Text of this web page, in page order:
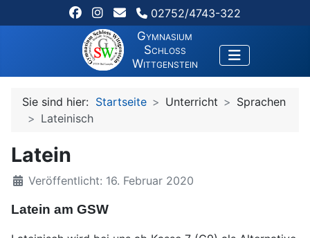
02752/4743-322
Gymnasium
Schloss
Wittgenstein
Sie sind hier: Startseite Unterricht
Sprachen
Lateinisch
Latein
Veröffentlicht: 16. Februar 2020
Latein am GSW